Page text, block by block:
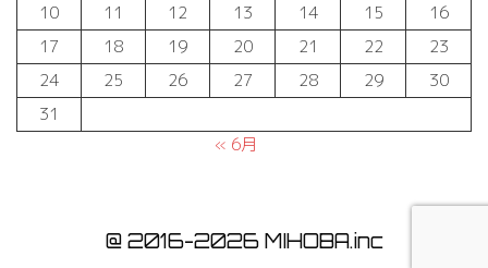
10
11 12 13 14 15
16
17
18 19 20 21 22
23
24
25 26 27 28 29
30
31
« 6月
@ 2016-2026 MIHOBA.inc